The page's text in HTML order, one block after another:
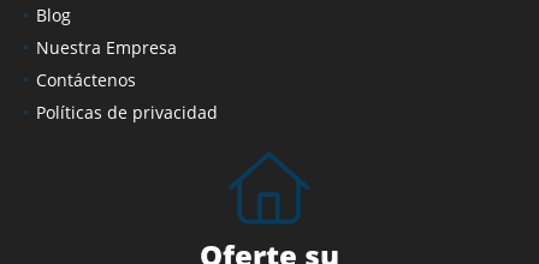
Servicios
Blog
Nuestra Empresa
Contáctenos